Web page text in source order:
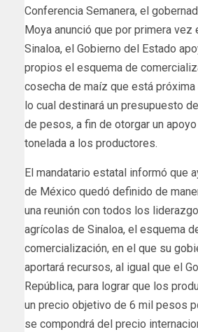
Conferencia Semanera, el
Moya anunció que por primera vez
Sinaloa, el Gobierno del Estado
propios el esquema de
cosecha de maíz que está próxima
lo cual destinará un presupuesto
de pesos, a fin de otorgar un
tonelada a los productores.
El mandatario estatal informó que
de México quedó definido de
una reunión con todos los
agrícolas de Sinaloa, el esquema
comercialización, en el que su
aportará recursos, al igual que el
República, para lograr que los
un precio objetivo de 6 mil pesos
se compondrá del precio